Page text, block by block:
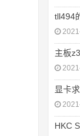
tll494
主板
显卡
HKC